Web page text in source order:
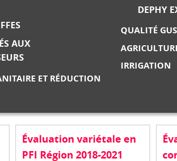
AUX
ET RÉDUCTION
DEPHY
QUALITÉ
IRRIGATION
Évaluation variétale en
PFI Région 2018-2021